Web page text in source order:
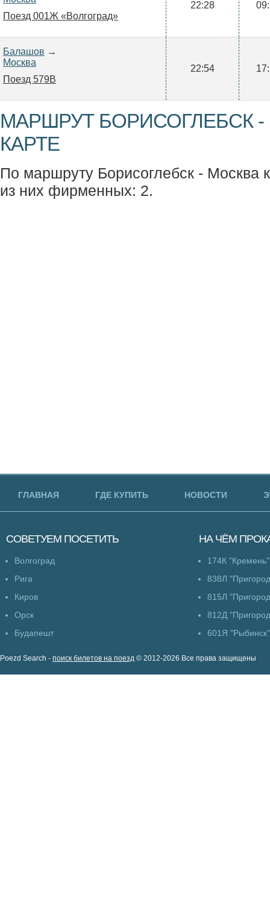
Поезд 001Ж «Волгоград»
22:28
Балашов →
Москва
Поезд 579В
22:54
МАРШРУТ БОРИСОГЛЕБСК
КАРТЕ
По маршруту Борисоглебск - Москва
из них фирменных: 2.
ГЛАВНАЯ ГДЕ КУПИТЬ НОВОСТИ
СОВЕТУЕМ ПОСЕТИТЬ
Волгоград
Рига
Киров
Орск
Будапешт
НА ЧЁМ
174К "Кремень"
838Л
815Л
812Д
601Я "Рыбинск"
Poezd Search - поиск билетов на поезд © 2012-2026 Все права защищены